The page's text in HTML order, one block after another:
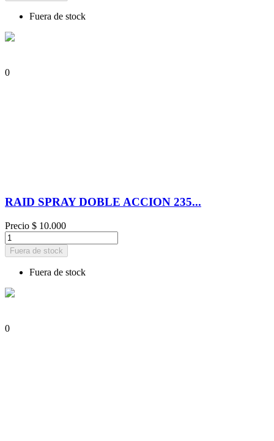
Fuera de stock
0
RAID SPRAY DOBLE ACCION 235...
Precio $ 10.000
Fuera de stock
Fuera de stock
0